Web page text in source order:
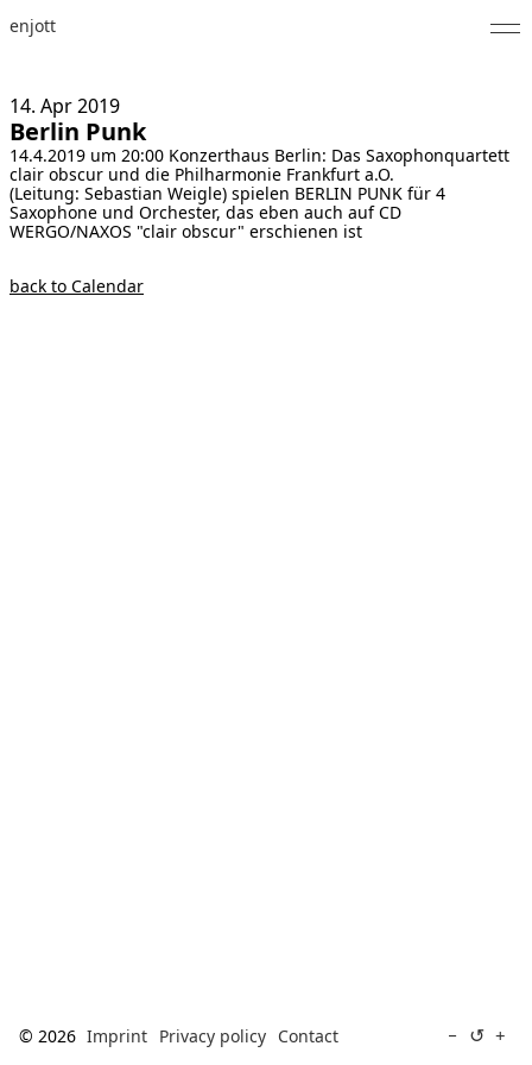
enjott
Selected Works
Catalogue of Works
About
Photos
14. Apr2019
Berlin Punk
14.4.2019 um 20:00 Konzerthaus Berlin: Das Saxophonquartett
clair obscur und die Philharmonie Frankfurt a.O.
(Leitung: Sebastian Weigle) spielen BERLIN PUNK für 4
Saxophone und Orchester, das eben auch auf CD
WERGO/NAXOS "clair obscur" erschienen ist
back to Calendar
© 2026 Imprint Privacy policy Contact − ↺ +